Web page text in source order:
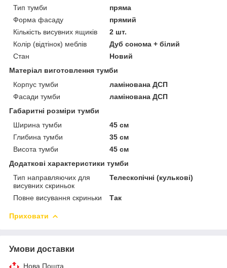
Тип тумби
пряма
Форма фасаду
прямий
Кількість висувних ящиків
2 шт.
Колір (відтінок) меблів
Дуб сонома + білий
Стан
Новий
Матеріал виготовлення тумби
Корпус тумби
ламінована ДСП
Фасади тумби
ламінована ДСП
Габаритні розміри тумби
Ширина тумби
45 см
Глибина тумби
35 см
Висота тумби
45 см
Додаткові характеристики тумби
Тип направляючих для
висувних скриньок
Телескопічні (кулькові)
Повне висування скриньки Так
Приховати
Умови доставки
Нова Пошта